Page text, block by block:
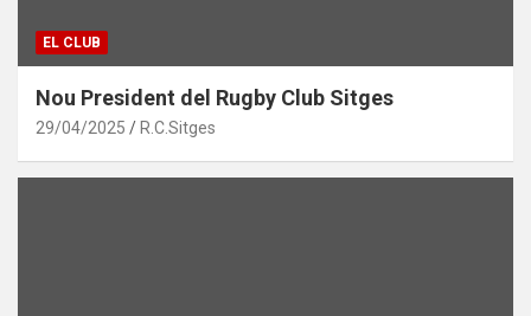
EL CLUB
Nou President del Rugby Club Sitges
29/04/2025 R.C.Sitges